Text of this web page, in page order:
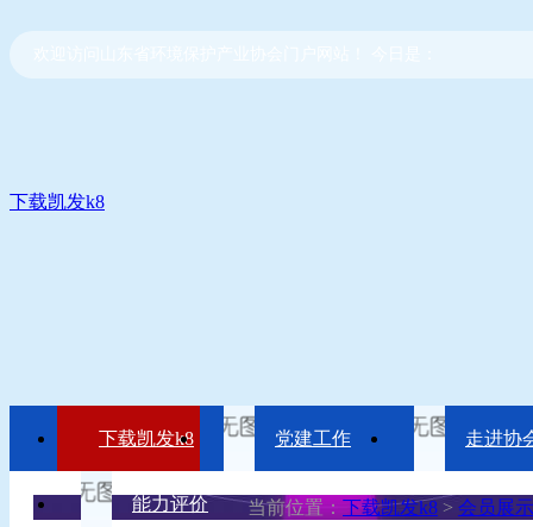
下载凯发k8
下载凯发k8 党建工作 走进协
能力评价 当前位置： 下载凯发k8 > 会员展示